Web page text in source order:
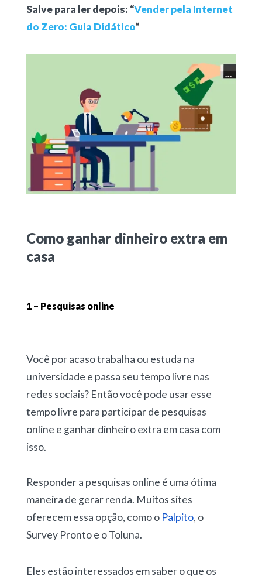
Salve para ler depois: “Vender pela Internet
do Zero: Guia Didático“
Como ganhar dinheiro extra em
casa
1 – Pesquisas online
Você por acaso trabalha ou estuda na
universidade e passa seu tempo livre nas
redes sociais? Então você pode usar esse
tempo livre para participar de pesquisas
online e ganhar dinheiro extra em casa com
isso.
Responder a pesquisas online é uma ótima
maneira de gerar renda. Muitos sites
oferecem essa opção, como o Palpito, o
Survey Pronto e o Toluna.
Eles estão interessados em saber o que os